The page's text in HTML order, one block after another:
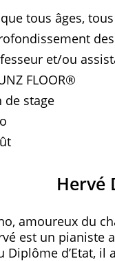
tous âges,
et/ou
FLOOR®
de stage
Hervé
amoureux du
est un pianiste
d’Etat, il